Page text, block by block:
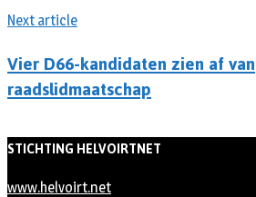
Next article
Vier D66-kandidaten zien af van
raadslidmaatschap
STICHTING HELVOIRTNET
www.helvoirt.net